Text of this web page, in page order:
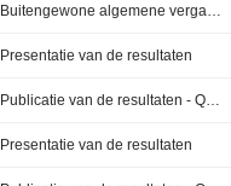
Presentatie van de resultaten
Presentatie van de resultaten